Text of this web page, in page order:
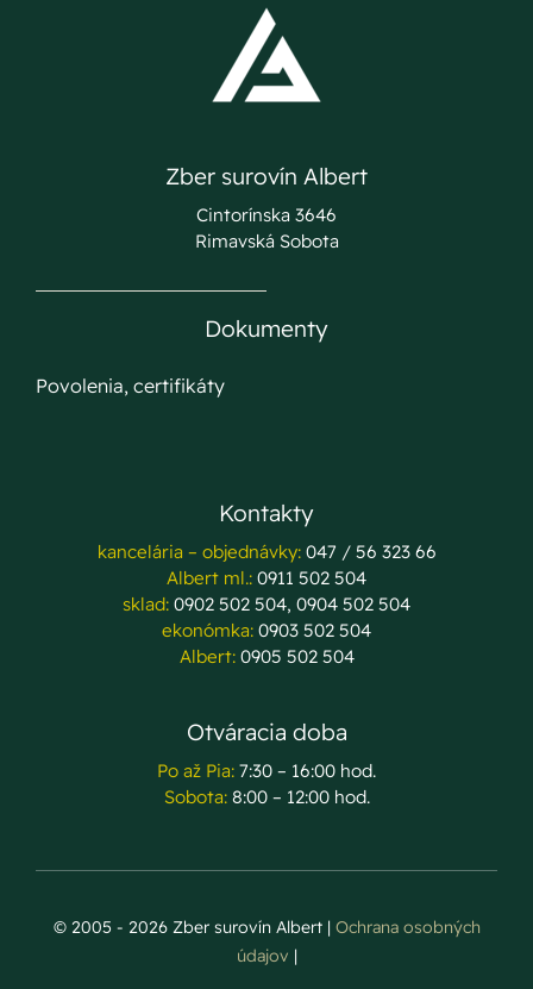
Zber surovín Albert
Cintorínska 3646
Rimavská Sobota
Dokumenty
Povolenia, certifikáty
Kontakty
kancelária – objednávky:047 / 56 323 66
Albert ml.: 0911 502 504
sklad: 0902 502 504, 0904 502 504
ekonómka: 0903 502 504
Albert:0905 502 504
Otváracia doba
Po až Pia: 7:30 – 16:00 hod.
Sobota:8:00 – 12:00 hod.
© 2005 - 2026 Zber surovín Albert | Ochrana osobných
údajov |